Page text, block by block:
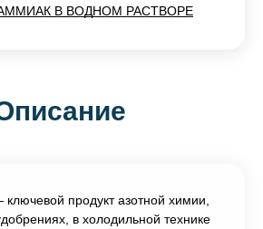
В ВОДНОМ РАСТВОРЕ
продукт азотной химии,
в холодильной технике